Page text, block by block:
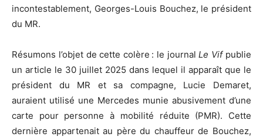
incontestablement, Georges-Louis Bouchez, le président
du MR.
Résumons l’objet de cette colère : le journalLe Vifpublie
un article le 30 juillet 2025 dans lequel il apparaît que le
président du MR et sa compagne, Lucie Demaret,
auraient utilisé une Mercedes munie abusivement d’une
carte pour personne à mobilité réduite (PMR). Cette
dernière appartenait au père du chauffeur de Bouchez,